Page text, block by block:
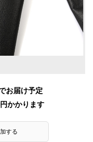
お届け予定
円かかります
する